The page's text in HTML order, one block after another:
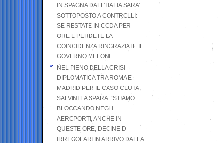
IN SPAGNA DALL’ITALIA SARA’
SOTTOPOSTO A CONTROLLI:
SE RESTATE IN CODA PER
ORE E PERDETE LA
COINCIDENZA RINGRAZIATE IL
GOVERNO MELONI
NEL PIENO DELLA CRISI
DIPLOMATICA TRA ROMA E
MADRID PER IL CASO CEUTA,
SALVINI LA SPARA: “STIAMO
BLOCCANDO NEGLI
AEROPORTI, ANCHE IN
QUESTE ORE, DECINE DI
IRREGOLARI IN ARRIVO DALLA